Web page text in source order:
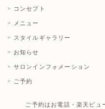
> コンセプト
> メニュー
> スタイルギャラリー
> お知らせ
> サロンインフォメーション
> ご予約
ご予約はお電話・楽天ビュ